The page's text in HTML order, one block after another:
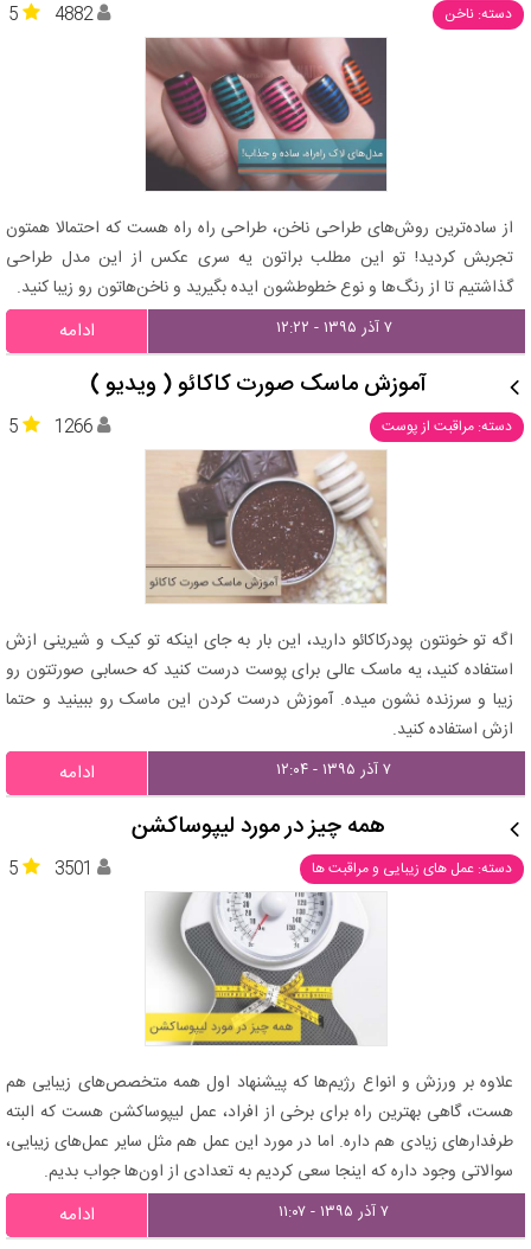
دسته: ناخن 5 4882
از ساده‌ترین روش‌های طراحی ناخن، طراحی راه راه هست که احتمالا همتون
تجربش کردید! تو این مطلب براتون یه سری عکس از این مدل طراحی
گذاشتیم تا از رنگ‌ها و نوع خطوطشون ایده بگیرید و ناخن‌هاتون رو زیبا کنید.
۷ آذر ۱۳۹۵ - ۱۲:۲۲ ادامه
آموزش ماسک صورت کاکائو ( ویدیو )
دسته: مراقبت از پوست 5 1266
اگه تو خونتون پودرکاکائو دارید، این بار به جای اینکه تو کیک و شیرینی ازش
استفاده کنید، یه ماسک عالی برای پوست درست کنید که حسابی صورتتون رو
زیبا و سرزنده نشون میده. آموزش درست کردن این ماسک رو ببینید و حتما
ازش استفاده کنید.
۷ آذر ۱۳۹۵ - ۱۲:۰۴ ادامه
همه چیز در مورد لیپوساکشن
دسته: عمل های زیبایی و مراقبت ها 5 3501
علاوه بر ورزش و انواع رژیم‌ها که پیشنهاد اول همه متخصص‌های زیبایی هم
هست، گاهی بهترین راه برای برخی از افراد، عمل لیپوساکشن هست که البته
طرفدارهای زیادی هم داره. اما در مورد این عمل هم مثل سایر عمل‌های زیبایی،
سوالاتی وجود داره که اینجا سعی کردیم به تعدادی از اون‌ها جواب بدیم.
۷ آذر ۱۳۹۵ - ۱۱:۰۷ ادامه